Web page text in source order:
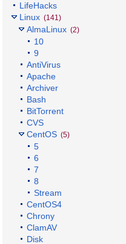
LifeHacks
Linux (141)
AlmaLinux (2)
10
9
AntiVirus
Apache
Archiver
Bash
BitTorrent
CVS
CentOS (5)
5
6
7
8
Stream
CentOS4
Chrony
ClamAV
Disk